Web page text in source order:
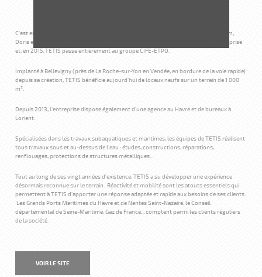
C'est en 1994, que Dominique Vannier, ancien scaphandrier Classe III chez Sogetram,
Doris et Comex, crée TETIS. Dix ans plus tard, ETPO entre dans le capital de l'entreprise
et, en 2015, TETIS passe entièrement au groupe CIFE-ETPO.
Implanté à Bellevigny (près de La Roche-sur-Yon en Vendée, en bordure de la voie rapide)
depuis sa création, TETIS bénéficie aujourd'hui de locaux neufs sur un terrain de 1 000
m².
Depuis 2013, l'entreprise dispose également d'une agence au Havre et de bureaux à
Lorient.
Spécialisées dans les travaux subaquatiques et maritimes, les équipes de TETIS réalisent
tous travaux sous et au-dessus de l'eau : études, constructions, réparations,
renflouages, protections de structures métalliques...
Tout au long de ses vingt années d'existence, TETIS a su développer une expérience
désormais reconnue sur le terrain. Réactivité et mobilité sont les atouts essentiels qui
permettent à TETIS d'apporter une réponse adaptée et rapide aux besoins de ses clients.
Les Grands Ports Maritimes du Havre et de Nantes Saint-Nazaire, le Conseil
départemental de Seine-Maritime, Gaz de France... comptent parmi les clients réguliers
de la société.
VOIR LE SITE